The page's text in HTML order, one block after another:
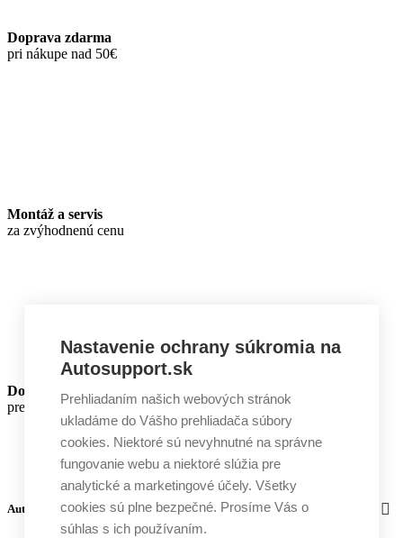
Doprava zdarma
pri nákupe nad 50€
Montáž a servis
za zvýhodnenú cenu
Dodatočné zľavy
pre zákazníkov HORNET®
Autosupport
Nastavenie ochrany súkromia na
Autosupport.sk
Prehliadaním našich webových stránok
ukladáme do Vášho prehliadača súbory
cookies. Niektoré sú nevyhnutné na správne
fungovanie webu a niektoré slúžia pre
analytické a marketingové účely. Všetky
cookies sú plne bezpečné. Prosíme Vás o
súhlas s ich používaním.